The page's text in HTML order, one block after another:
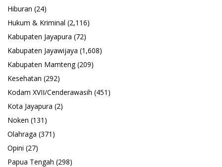
Hiburan (24)
Hukum & Kriminal (2,116)
Kabupaten Jayapura (72)
Kabupaten Jayawijaya (1,608)
Kabupaten Mamteng(209)
Kesehatan (292)
Kodam XVII/Cenderawasih (451)
Kota Jayapura (2)
Noken (131)
Olahraga (371)
Opini (27)
Papua Tengah (298)